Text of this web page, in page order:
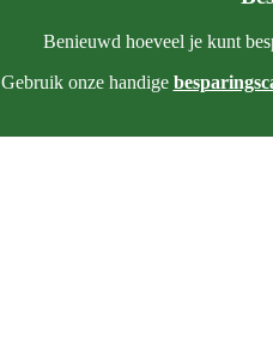
Benieuwd hoeveel je kunt
Gebruik onze handige